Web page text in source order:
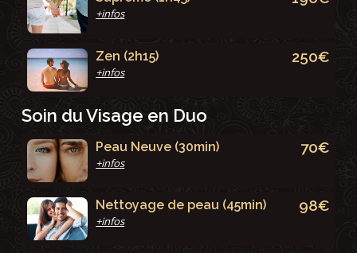
+infos
Zen (2h15)
+infos
250€
Soin du Visage en Duo
Peau Neuve (30min)
+infos
70€
Nettoyage de peau (45min)
+infos
98€